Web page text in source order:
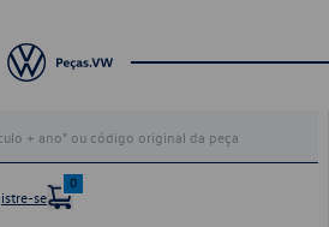
se
0